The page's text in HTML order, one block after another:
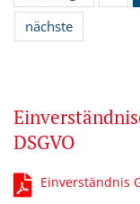
nächste
DSGVO
Einverständnis